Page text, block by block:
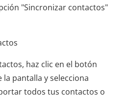
"Sincronizar contactos"
haz clic en el botón
la pantalla y selecciona
todos tus contactos o